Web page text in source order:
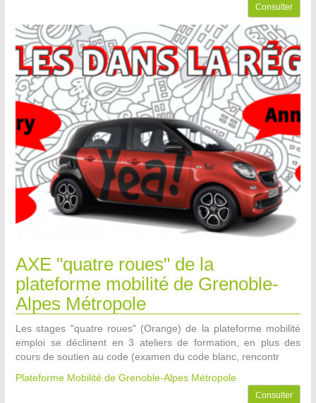
Consulter
AXE "quatre roues" de la
plateforme mobilité de Grenoble-
Alpes Métropole
Les stages "quatre roues" (Orange) de la plateforme mobilité
emploi se déclinent en 3 ateliers de formation, en plus des
cours de soutien au code (examen du code blanc, rencontr
Plateforme Mobilité de Grenoble-Alpes Métropole
Consulter